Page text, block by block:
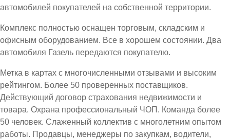
автомобилей покупателей на собственной территории.
Комплекс полностью оснащен торговым, складским и
офисным оборудованием. Все в хорошем состоянии. Два
автомобиля Газель передаются покупателю.
Метка в картах с многочисленными отзывами и высоким
рейтингом. Более 50 проверенных поставщиков.
Действующий договор страхования недвижимости и
товара. Охрана профессиональный ЧОП. Команда более
50 человек. Слаженный коллектив с многолетним опытом
работы. Продавцы, менеджеры по закупкам, водители,